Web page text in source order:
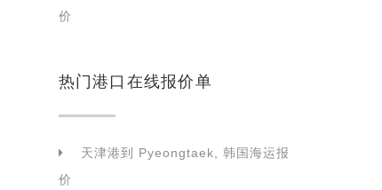
价
热门港口在线报价单
天津港到 Pyeongtaek, 韩国海运报
价